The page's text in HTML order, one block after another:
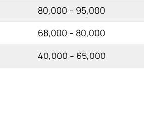
80,000 – 95,000
68,000 – 80,000
40,000 – 65,000